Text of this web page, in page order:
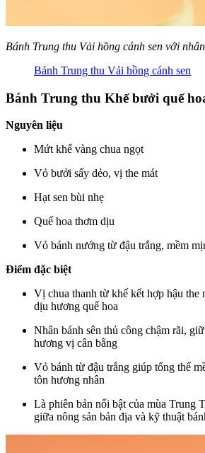
Bánh Trung thu Vải hồng cánh sen với
Bánh Trung thu Vải hồng cánh sen
Bánh Trung thu Khế bưởi quế
Nguyên liệu
Mứt khế vàng chua ngọt
Vỏ bưởi sấy dẻo, vị the mát
Hạt sen bùi nhẹ
Quế hoa thơm dịu
Vỏ bánh nướng từ đậu trắng, mềm
Điểm đặc biệt
Vị chua thanh từ khế kết hợp hậu the
dịu hương quế hoa
Nhân bánh sên thủ công chậm rãi,
hương vị cân bằng
Vỏ bánh từ đậu trắng giúp tổng thể
tôn hương nhân
Là phiên bản nổi bật của mùa Trung
giữa nông sản bản địa và kỹ thuật